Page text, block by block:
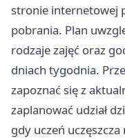
stronie internetowej
pobrania. Plan
rodzaje zajęć oraz
dniach tygodnia.
zapoznać się z
zaplanować udział
gdy uczeń